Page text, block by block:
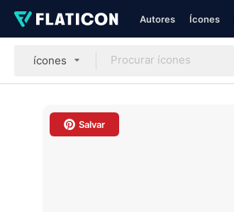
Autores Ícones
ícones
Salvar